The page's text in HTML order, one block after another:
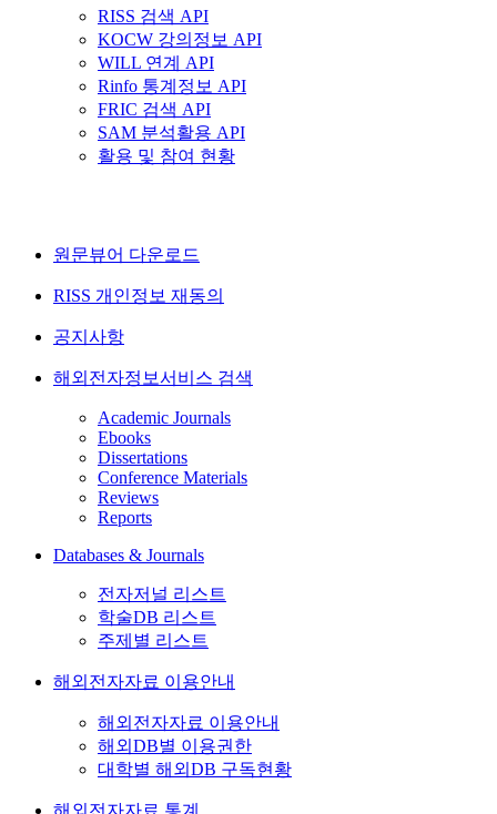
RISS 검색 API
KOCW 강의정보 API
WILL 연계 API
Rinfo 통계정보 API
FRIC 검색 API
SAM 분석활용 API
활용 및 참여 현황
원문뷰어 다운로드
RISS 개인정보 재동의
공지사항
해외전자정보서비스 검색
Academic Journals
Ebooks
Dissertations
Conference Materials
Reviews
Reports
Databases & Journals
전자저널 리스트
학술DB 리스트
주제별 리스트
해외전자자료 이용안내
해외전자자료 이용안내
해외DB별 이용권한
대학별 해외DB 구독현황
해외전자자료 통계